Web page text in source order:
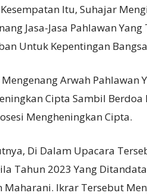
Itu, Suhajar
Jasa-Jasa Pahlawan
Untuk Kepentingan
Arwah
Cipta Sambil
Mengheningkan Cipta.
Di Dalam Upacara
Tahun 2023 Yang
Maharani. Ikrar Tersebut